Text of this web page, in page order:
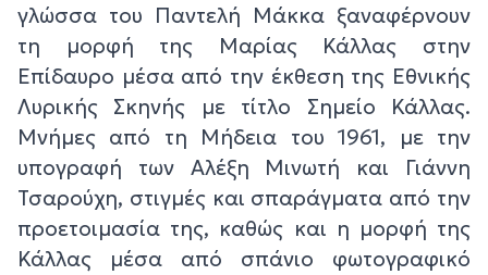
γλώσσα του Παντελή Μάκκα ξαναφέρνουν
τη μορφή της Μαρίας Κάλλας στην
Επίδαυρο μέσα από την έκθεση της Εθνικής
Λυρικής Σκηνής με τίτλο Σημείο Κάλλας.
Μνήμες από τη Μήδεια του 1961, με την
υπογραφή των Αλέξη Μινωτή και Γιάννη
Τσαρούχη, στιγμές και σπαράγματα από την
προετοιμασία της, καθώς και η μορφή της
Κάλλας μέσα από σπάνιο φωτογραφικό